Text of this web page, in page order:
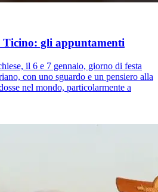
Ticino: gli appuntamenti
il 6 e 7 gennaio, giorno di festa
con uno sguardo e un pensiero alla
nel mondo, particolarmente a